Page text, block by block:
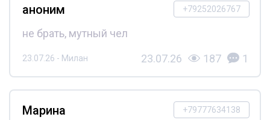
+79252026767
аноним
не брать, мутный чел
23.07.26 - Милан 23.07.26 187 1
+79777634138
Марина